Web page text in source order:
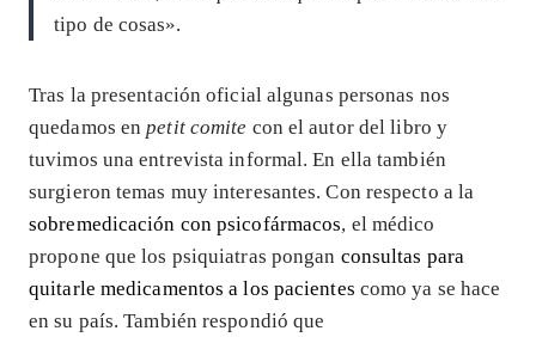
tipo de cosas».
Tras la presentación oficial algunas personas nos
quedamos en petit comite con el autor del libro y
tuvimos una entrevista informal. En ella también
surgieron temas muy interesantes. Con respecto a la
sobremedicación con psicofármacos, el médico
propone que los psiquiatras pongan consultas para
quitarle medicamentos a los pacientes como ya se hace
en su país. También respondió que